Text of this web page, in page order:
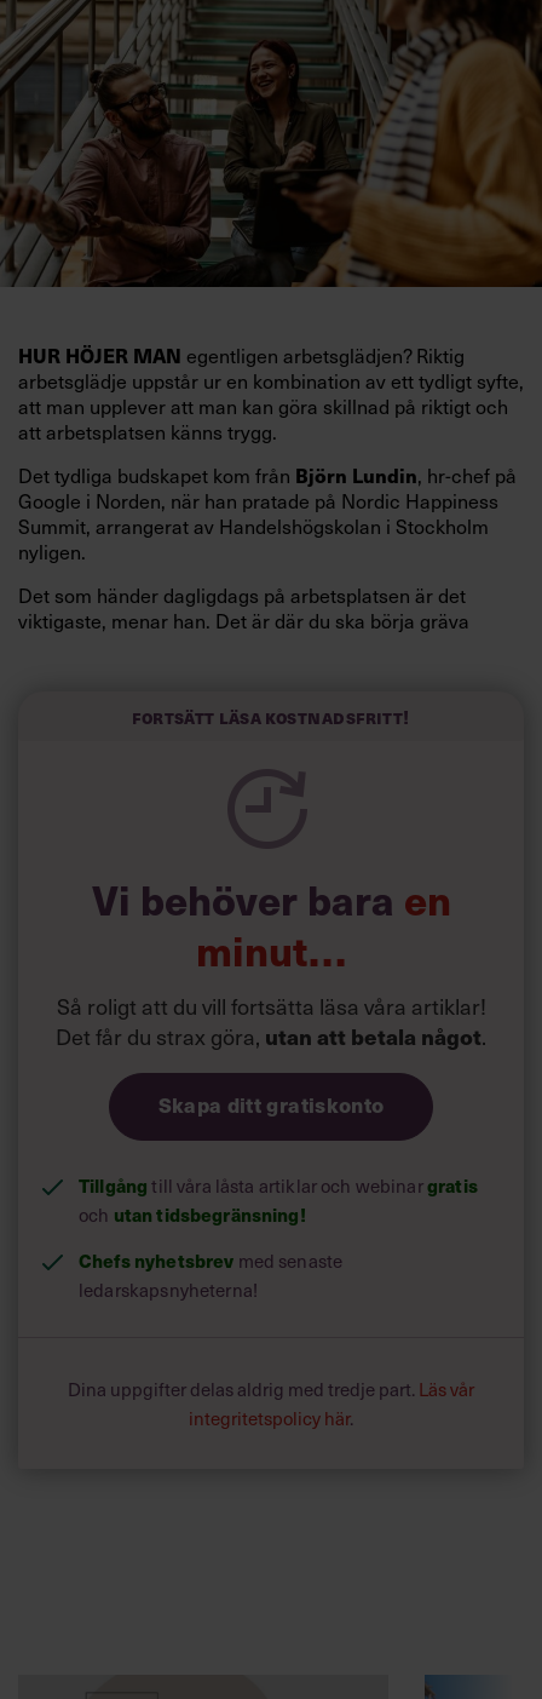
HUR HÖJER MAN egentligen arbetsglädjen? Riktig
arbetsglädje uppstår ur en kombination av ett tydligt syfte,
att man upplever att man kan göra skillnad på riktigt och
att arbetsplatsen känns trygg.
Det tydliga budskapet kom från Björn Lundin, hr-chef på
Google i Norden, när han pratade på Nordic Happiness
Summit, arrangerat av Handelshögskolan i Stockholm
nyligen.
Det som händer dagligdags på arbetsplatsen är det
viktigaste, menar han. Det är där du ska börja gräva
och höjt arbetsglädjen på Google:
Fortsätt läsa kostnadsfritt!
Vi behöver bara en
minut…
Så roligt att du vill fortsätta läsa våra artiklar!
Det får du strax göra, utan att betala något.
Skapa ditt gratiskonto
Tillgångtill våra låsta artiklar och webinargratis
och utan tidsbegränsning!
Chefs nyhetsbrev med senaste
ledarskapsnyheterna!
Dina uppgifter delas aldrig med tredje part. Läs vår
integritetspolicy här.